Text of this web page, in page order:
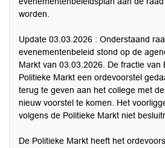
worden.
Update 03.03.2026 : Onderstaand
evenementenbeleid stond op de
Markt van 03.03.2026. De fractie van
Politieke Markt een ordevoorstel
terug te geven aan het college met
nieuw voorstel te komen. Het
volgens de Politieke Markt niet
De Politieke Markt heeft het